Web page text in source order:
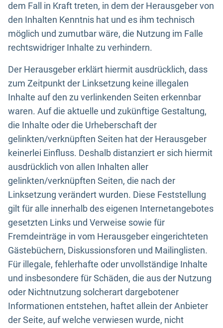
dem Fall in Kraft treten, in dem der Herausgeber von
den Inhalten Kenntnis hat und es ihm technisch
möglich und zumutbar wäre, die Nutzung im Falle
rechtswidriger Inhalte zu verhindern.
Der Herausgeber erklärt hiermit ausdrücklich, dass
zum Zeitpunkt der Linksetzung keine illegalen
Inhalte auf den zu verlinkenden Seiten erkennbar
waren. Auf die aktuelle und zukünftige Gestaltung,
die Inhalte oder die Urheberschaft der
gelinkten/verknüpften Seiten hat der Herausgeber
keinerlei Einfluss. Deshalb distanziert er sich hiermit
ausdrücklich von allen Inhalten aller
gelinkten/verknüpften Seiten, die nach der
Linksetzung verändert wurden. Diese Feststellung
gilt für alle innerhalb des eigenen Internetangebotes
gesetzten Links und Verweise sowie für
Fremdeinträge in vom Herausgeber eingerichteten
Gästebüchern, Diskussionsforen und Mailinglisten.
Für illegale, fehlerhafte oder unvollständige Inhalte
und insbesondere für Schäden, die aus der Nutzung
oder Nichtnutzung solcherart dargebotener
Informationen entstehen, haftet allein der Anbieter
der Seite, auf welche verwiesen wurde, nicht